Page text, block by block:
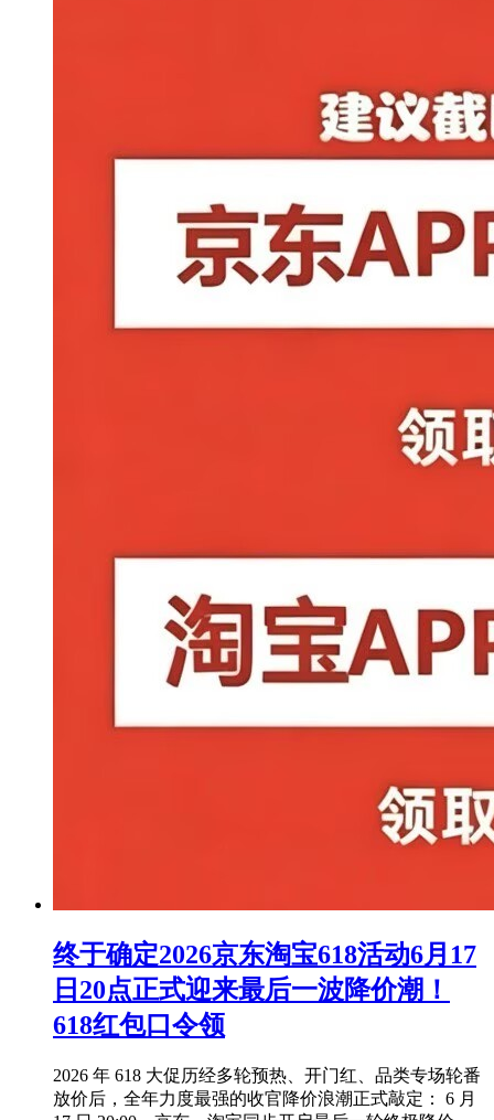
终于确定2026京东淘宝618活动6月17
日20点正式迎来最后一波降价潮！
618红包口令领
2026 年 618 大促历经多轮预热、开门红、品类专场轮番
放价后，全年力度最强的收官降价浪潮正式敲定： 6 月